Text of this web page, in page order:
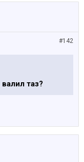
#142
валил таз?